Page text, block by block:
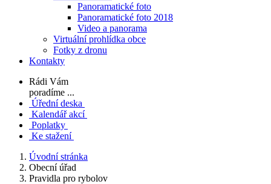
Panoramatické foto
Panoramatické foto 2018
Video a panorama
Virtuální prohlídka obce
Fotky z dronu
Kontakty
Rádi Vám
poradíme ...
Úřední deska
Kalendář akcí
Poplatky
Ke stažení
Úvodní stránka
Obecní úřad
Pravidla pro rybolov